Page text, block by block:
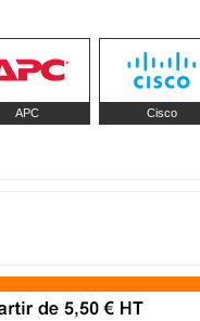
APC Cisco